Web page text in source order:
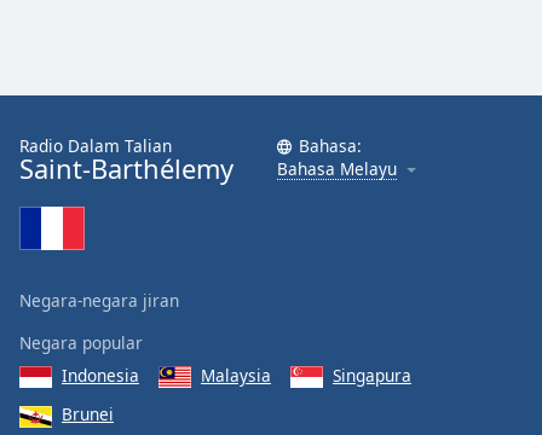
Radio Dalam Talian
Saint-Barthélemy
Bahasa:
Bahasa Melayu
Negara-negara jiran
Negara popular
Indonesia
Malaysia
Singapura
Brunei